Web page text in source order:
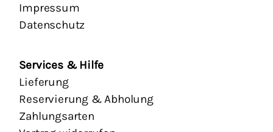
Impressum
Datenschutz
Services & Hilfe
Lieferung
Reservierung & Abholung
Zahlungsarten